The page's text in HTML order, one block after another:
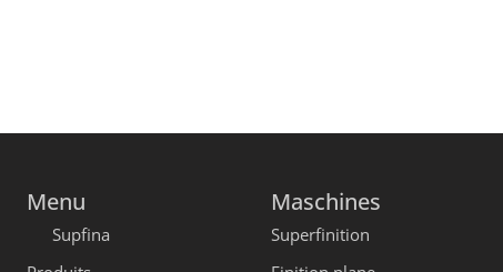
Menu
Supfina
Maschines
Superfinition